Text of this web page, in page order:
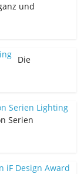
und
Die
Serien